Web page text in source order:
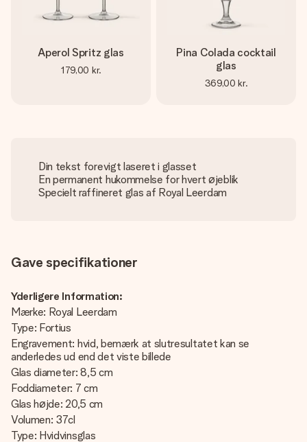
Aperol Spritz glas
179,00 kr.
Pina Colada cocktail
glas
369,00 kr.
Din tekst forevigt laseret i glasset
En permanent hukommelse for hvert øjeblik
Specielt raffineret glas af Royal Leerdam
Gave specifikationer
Yderligere Information:
Mærke: Royal Leerdam
Type: Fortius
Engravement: hvid, bemærk at slutresultatet kan se
anderledes ud end det viste billede
Glas diameter: 8,5 cm
Foddiameter: 7 cm
Glas højde: 20,5 cm
Volumen: 37cl
Type: Hvidvinsglas